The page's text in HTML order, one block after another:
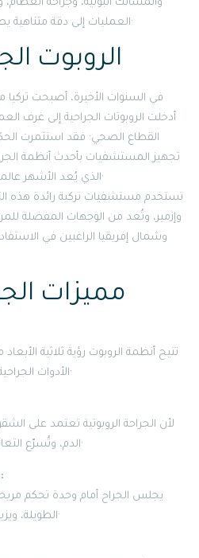
والمسالك البولية، وجراحة
العمليات إلى دقة متناهية يصعب تحقيقها بالطرق التقليدية·
الروبوت
في السنوات الأخيرة، أصبحت تركيا
أدخلت الروبوتات الجراحية إلى غرف
القطاع الصحي· فقد استثمرت
تجهيز المستشفيات بأحدث أنظمة
(Da Vinci Surgical System)، الذي يُعد الأشهر عالمياً·
تستخدم مستشفيات تركية رائدة هذه
وإزمير، وتُعد من الوجهات المفضلة
وشمال إفريقيا الراغبين في
مميزات
تتيح أنظمة الروبوت رؤية ثلاثية
الأدوات الجراحية، مما يقلل الأخطاء إلى أدنى حد·
لأن الجراحة الروبوتية تعتمد على
الدم، وتُسرّع التعافي، وتحد من الألم بعد العملية·
راحة أكبر للطبيب والمريض:
يجلس الجراح أمام وحدة تحكم
الطويلة، ويزيد من الدقة في الحركات الدقيقة·